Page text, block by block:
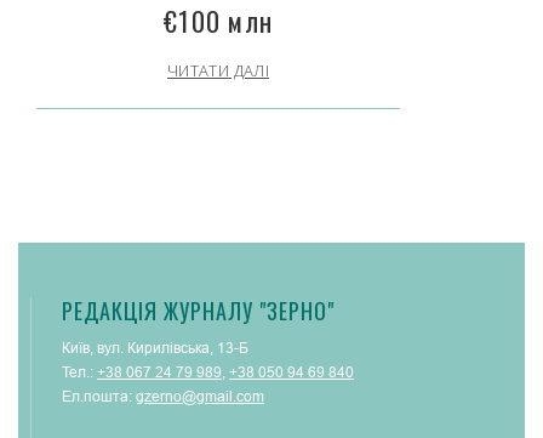
€100 млн
ЧИТАТИ ДАЛІ
РЕДАКЦІЯ ЖУРНАЛУ "ЗЕРНО"
Київ, вул. Кирилівська, 13-Б
Тел.: +38 067 24 79 989, +38 050 94 69 840
Ел.пошта: gzerno@gmail.com